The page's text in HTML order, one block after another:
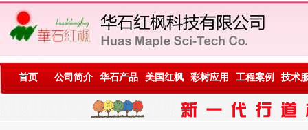
首页 公司简介 华石产品 美国红枫 彩树应用 工程案例 技术